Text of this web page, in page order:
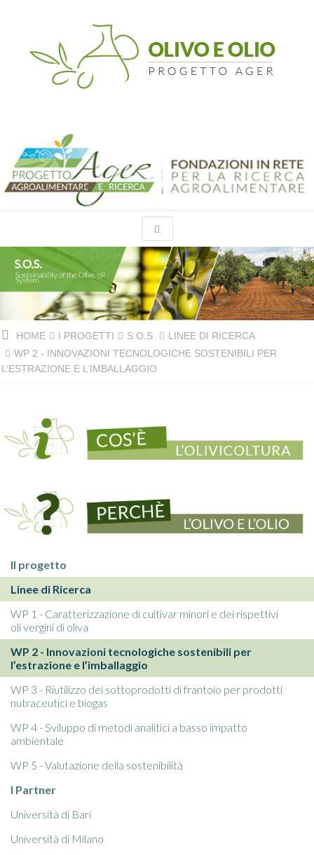
HOME I PROGETTI S.O.S.
LINEE DI RICERCA
WP 2 - INNOVAZIONI TECNOLOGICHE SOSTENIBILI PER
L’ESTRAZIONE E L’IMBALLAGGIO
Il progetto
Linee di Ricerca
WP 1 - Caratterizzazione di cultivar minori e dei rispettivi
oli vergini di oliva
WP 2 - Innovazioni tecnologiche sostenibili per
l’estrazione e l’imballaggio
WP 3 - Riutilizzo dei sottoprodotti di frantoio per prodotti
nutraceutici e biogas
WP 4 - Sviluppo di metodi analitici a basso impatto
ambientale
WP 5 - Valutazione della sostenibilità
I Partner
Università di Bari
Università di Milano